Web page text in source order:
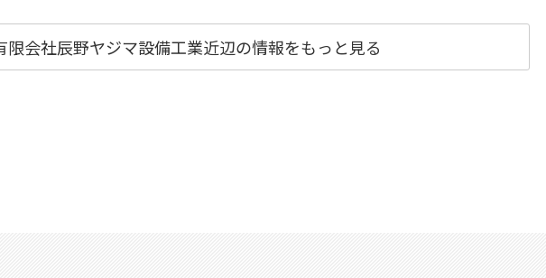
限会社辰野ヤジマ設備工業近辺の情報をもっと見る